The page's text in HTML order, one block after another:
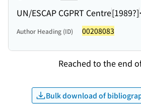
UN/ESCAP CGPRT Centre[1989?]
Author Heading (ID) 00208083
Reached to the end
Bulk download of